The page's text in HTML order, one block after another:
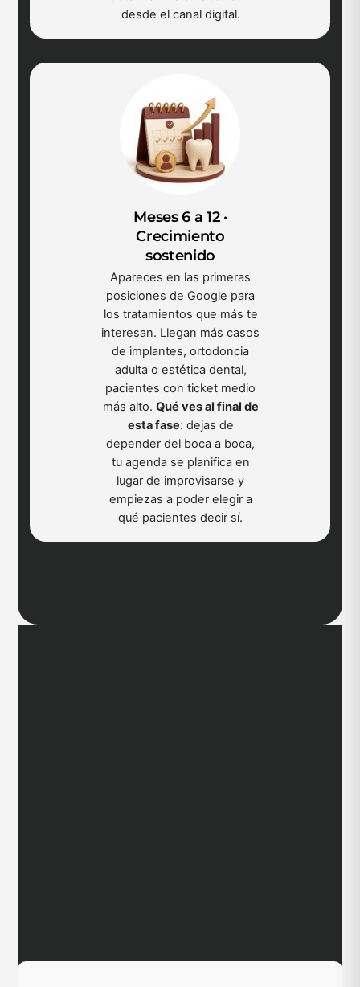
desde el canal digital.
Meses 6 a 12 ·
Crecimiento
sostenido
Apareces en las primeras
posiciones de Google para
los tratamientos que más te
interesan. Llegan más casos
de implantes, ortodoncia
adulta o estética dental,
pacientes con ticket medio
más alto. Qué ves al final de
esta fase: dejas de
depender del boca a boca,
tu agenda se planifica en
lugar de improvisarse y
empiezas a poder elegir a
qué pacientes decir sí.